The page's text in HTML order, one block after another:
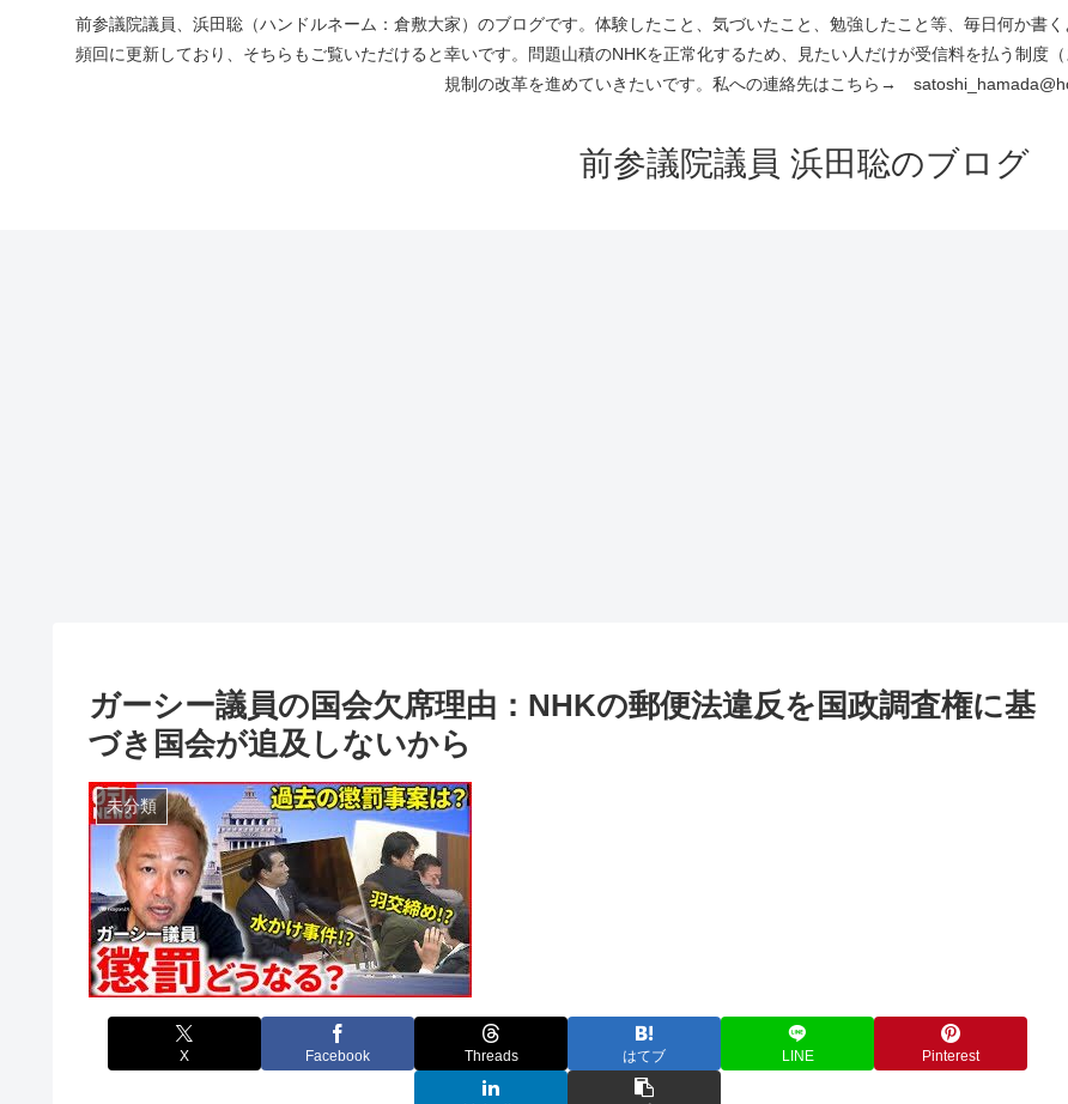
前参議院議員、浜田聡（ハンドルネーム：倉敷大家）のブログです。体験したこと、気づいたこと、勉強したこと等、毎日何か書
頻回に更新しており、そちらもご覧いただけると幸いです。問題山積のNHKを正常化するため、見たい人だけが受信料を払う制度
規制の改革を進めていきたいです。私への連絡先はこちら→
前参議院議員 浜田聡のブログ
ガーシー議員の国会欠席理由：NHKの郵便法違反を国政調査権に基
づき国会が追及しないから
未分類
X Facebook Threads はてブ LINE Pinterest